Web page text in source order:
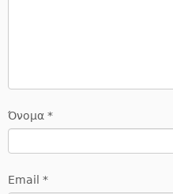
Όνομα *
Email *